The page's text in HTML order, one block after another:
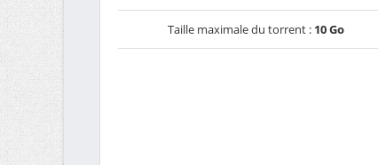
Taille maximale du torrent : 10 Go